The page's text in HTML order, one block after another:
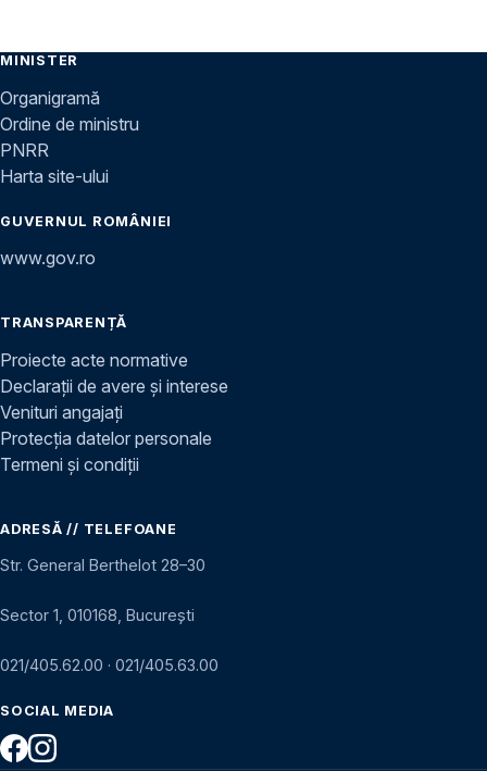
MINISTER
Organigramă
Ordine de ministru
PNRR
Harta site-ului
GUVERNUL ROMÂNIEI
www.gov.ro
TRANSPARENȚĂ
Proiecte acte normative
Declarații de avere și interese
Venituri angajați
Protecția datelor personale
Termeni și condiții
ADRESĂ // TELEFOANE
Str. General Berthelot 28–30
Sector 1, 010168, București
021/405.62.00 · 021/405.63.00
SOCIAL MEDIA